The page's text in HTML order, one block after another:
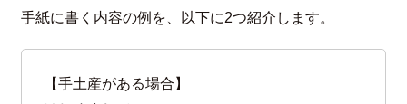
手紙に書く内容の例を、以下に2つ紹介します。
【手土産がある場合】